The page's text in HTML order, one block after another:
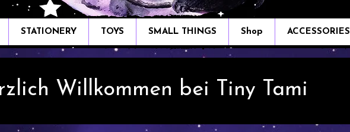
STATIONERY TOYS SMALL THINGS Shop ACCESSORIES
Willkommen bei Tiny Tami